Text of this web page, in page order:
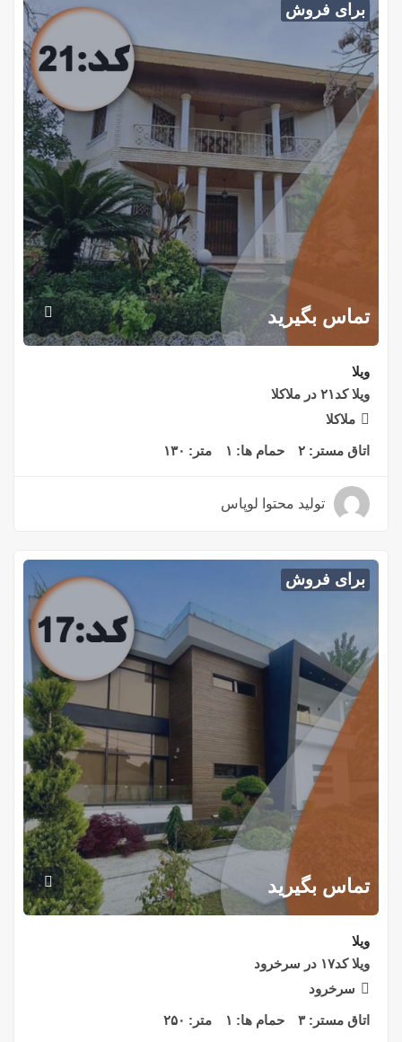
برای فروش
تماس بگیرید
ویلا
ویلا کد۲۱ در ملاکلا
ملاکلا
اتاق مستر: ۲ حمام ها: ۱ متر: ۱۳۰
تولید محتوا لوپاس
برای فروش
تماس بگیرید
ویلا
ویلا کد۱۷ در سرخرود
سرخرود
اتاق مستر:۳ حمام ها: ۱ متر: ۲۵۰